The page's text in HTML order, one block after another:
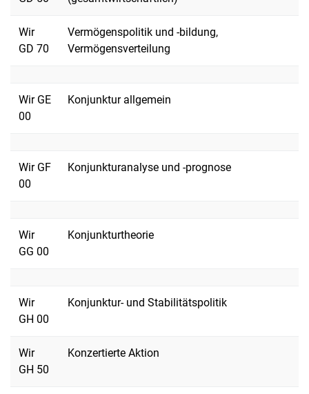
Wir
GD 70
Vermögenspolitik und -bildung,
Vermögensverteilung
Wir GE
00
Konjunktur allgemein
Wir GF
00
Konjunkturanalyse und -prognose
Wir
GG 00
Konjunkturtheorie
Wir
GH 00
Konjunktur- und Stabilitätspolitik
Wir
GH 50
Konzertierte Aktion